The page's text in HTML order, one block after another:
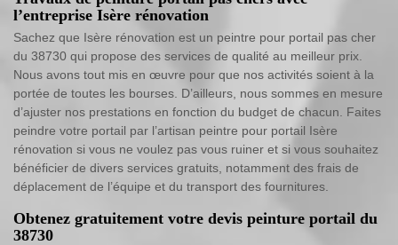
l’entreprise Isère rénovation
Sachez que Isère rénovation est un peintre pour portail pas cher
du 38730 qui propose des services de qualité au meilleur prix.
Nous avons tout mis en œuvre pour que nos activités soient à la
portée de toutes les bourses. D’ailleurs, nous sommes en mesure
d’ajuster nos prestations en fonction du budget de chacun. Faites
peindre votre portail par l’artisan peintre pour portail Isère
rénovation si vous ne voulez pas vous ruiner et si vous souhaitez
bénéficier de divers services gratuits, notamment des frais de
déplacement de l’équipe et du transport des fournitures.
Obtenez gratuitement votre devis peinture portail du
38730